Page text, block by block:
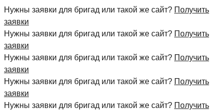
Нужны заявки для бригад или такой же сайт? Получить
заявки
Нужны заявки для бригад или такой же сайт? Получить
заявки
Нужны заявки для бригад или такой же сайт? Получить
заявки
Нужны заявки для бригад или такой же сайт? Получить
заявки
Нужны заявки для бригад или такой же сайт? Получить